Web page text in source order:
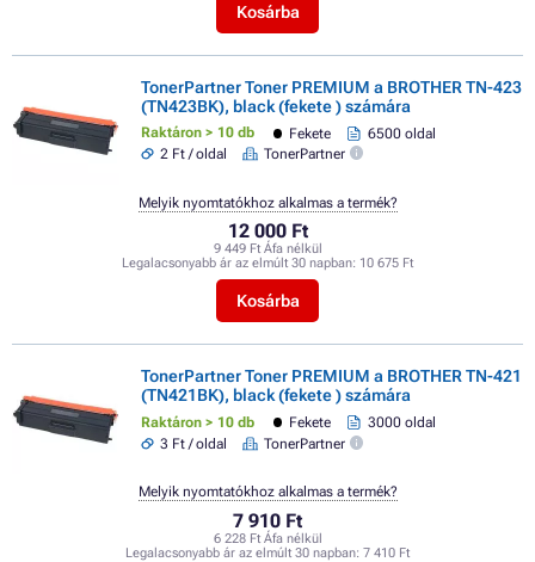
Kosárba
TonerPartner Toner PREMIUM a BROTHER TN-423
(TN423BK), black (fekete ) számára
Raktáron > 10 db Fekete
6500 oldal
2 Ft / oldal
TonerPartner
12 000 Ft
9 449 Ft Áfa nélkül
Legalacsonyabb ár az elmúlt 30 napban: 10 675 Ft
Kosárba
Melyik nyomtatókhoz alkalmas a termék?
TonerPartner Toner PREMIUM a BROTHER TN-421
(TN421BK), black (fekete ) számára
Raktáron > 10 db Fekete
3000 oldal
3 Ft / oldal
TonerPartner
7 910 Ft
6 228 Ft Áfa nélkül
Legalacsonyabb ár az elmúlt 30 napban: 7 410 Ft
Melyik nyomtatókhoz alkalmas a termék?